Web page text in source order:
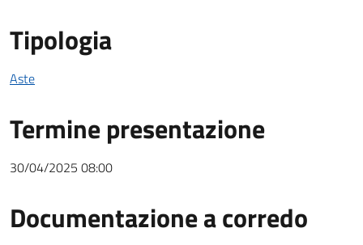
Tipologia
Aste
Termine presentazione
30/04/2025 08:00
Documentazione a corredo